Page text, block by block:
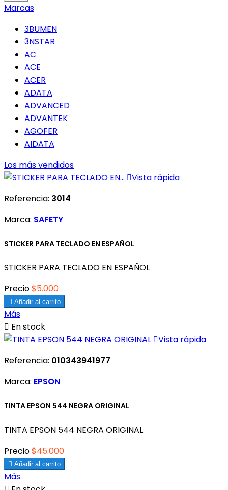
Marcas
3BUMEN
3NSTAR
AC
ACE
ACER
ADATA
ADVANCED
ADVANTEK
AGOFER
AIDATA
Los más vendidos
Vista rápida
Referencia: 3014
Marca: SAFETY
STICKER PARA TECLADO EN ESPAÑOL
STICKER PARA TECLADO EN ESPAÑOL
Precio$5.000
 Añadir al carrito
Más
 En stock
Vista rápida
Referencia: 010343941977
Marca: EPSON
TINTA EPSON 544 NEGRA ORIGINAL
TINTA EPSON 544 NEGRA ORIGINAL
Precio$45.000
 Añadir al carrito
Más